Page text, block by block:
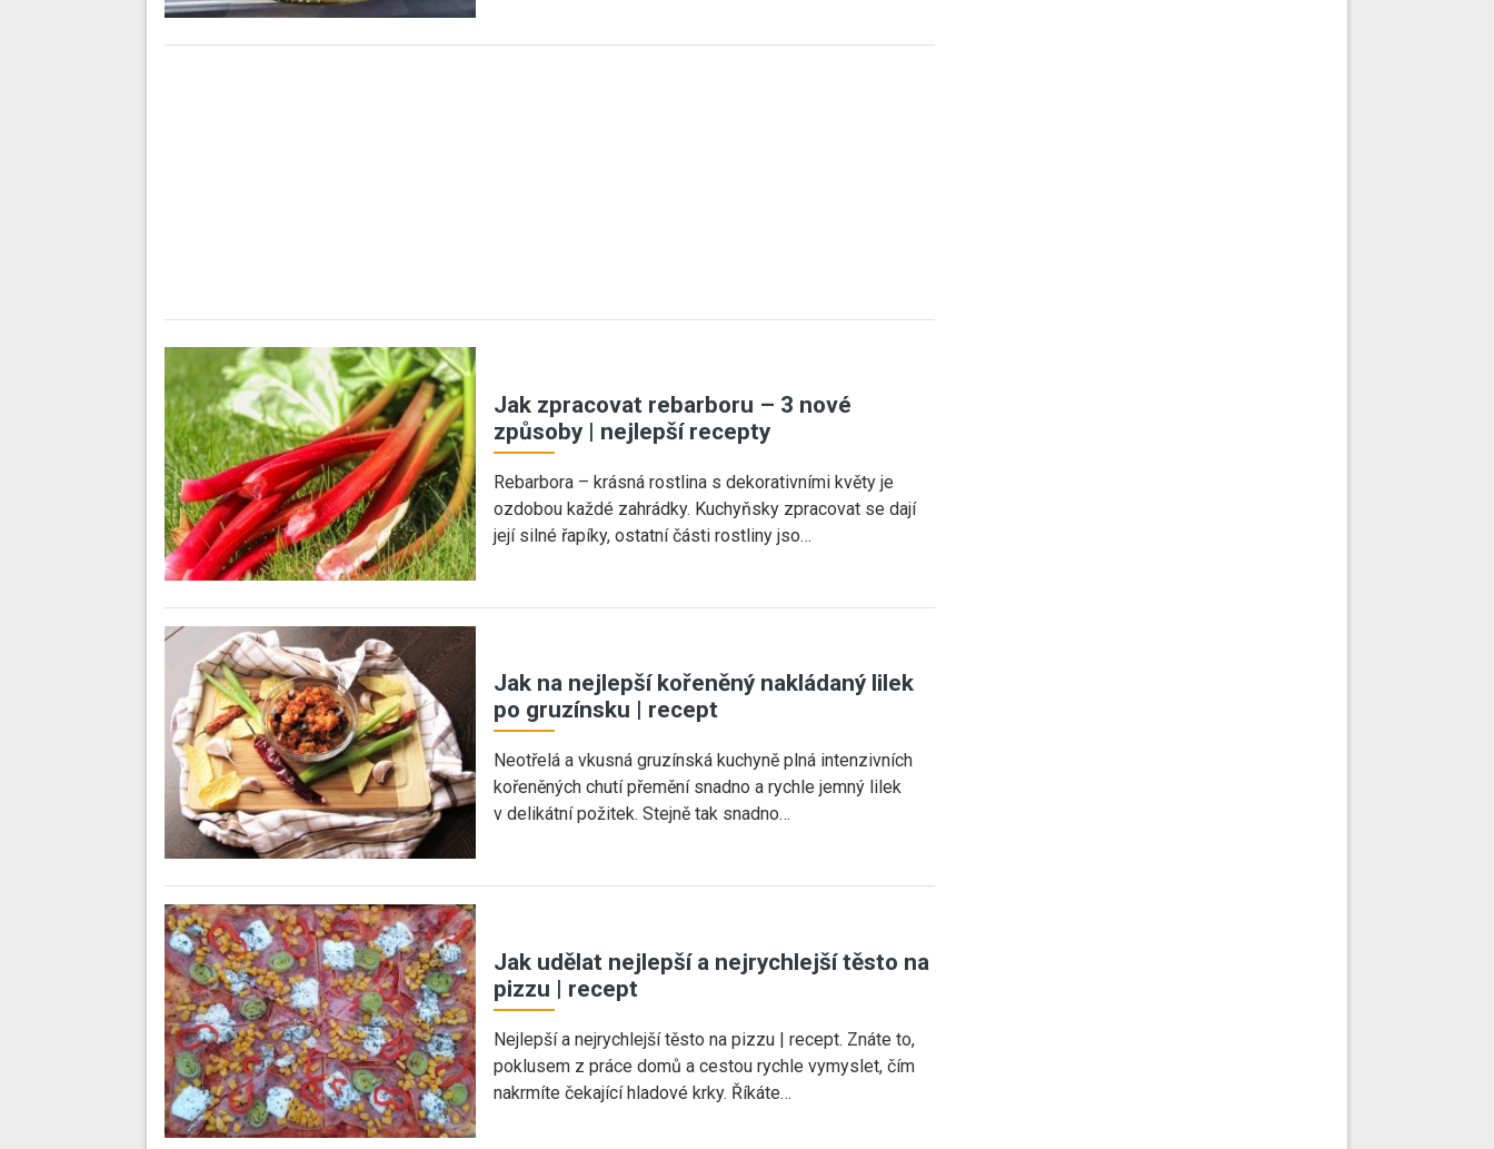
Jak zpracovat rebarboru – 3 nové
způsoby | nejlepší recepty
Rebarbora – krásná rostlina s dekorativními květy je
ozdobou každé zahrádky. Kuchyňsky zpracovat se dají
její silné řapíky, ostatní části rostliny jso…
Jak na nejlepší kořeněný nakládaný lilek
po gruzínsku | recept
Neotřelá a vkusná gruzínská kuchyně plná intenzivních
kořeněných chutí přemění snadno a rychle jemný lilek
v delikátní požitek. Stejně tak snadno…
Jak udělat nejlepší a nejrychlejší těsto na
pizzu | recept
Nejlepší a nejrychlejší těsto na pizzu | recept. Znáte to,
poklusem z práce domů a cestou rychle vymyslet, čím
nakrmíte čekající hladové krky. Říkáte…